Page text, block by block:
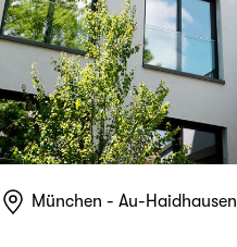
München - Au-Haidhausen